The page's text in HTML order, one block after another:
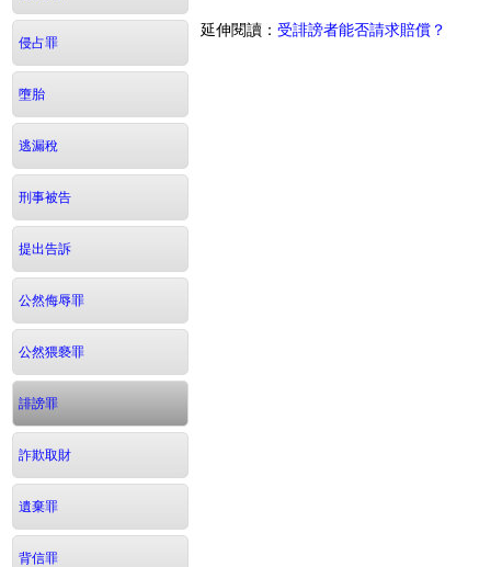
侵占罪
墮胎
逃漏稅
刑事被告
提出告訴
公然侮辱罪
公然猥褻罪
誹謗罪
詐欺取財
遺棄罪
背信罪
延伸閱讀： 受誹謗者能否請求賠償？